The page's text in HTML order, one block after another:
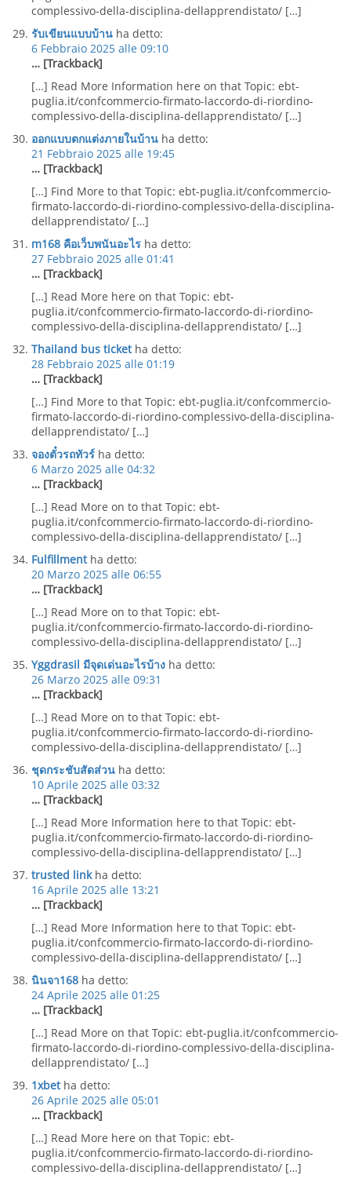
complessivo-della-disciplina-dellapprendistato/ […]
รับเขียนแบบบ้าน ha detto:
6 Febbraio 2025 alle 09:10
… [Trackback]
[…] Read More Information here on that Topic: ebt-
puglia.it/confcommercio-firmato-laccordo-di-riordino-
complessivo-della-disciplina-dellapprendistato/ […]
ออกแบบตกแต่งภายในบ้าน ha detto:
21 Febbraio 2025 alle 19:45
… [Trackback]
[…] Find More to that Topic: ebt-puglia.it/confcommercio-
firmato-laccordo-di-riordino-complessivo-della-disciplina-
dellapprendistato/ […]
m168 คือเว็บพนันอะไร ha detto:
27 Febbraio 2025 alle 01:41
… [Trackback]
[…] Read More here on that Topic: ebt-
puglia.it/confcommercio-firmato-laccordo-di-riordino-
complessivo-della-disciplina-dellapprendistato/ […]
Thailand bus ticket ha detto:
28 Febbraio 2025 alle 01:19
… [Trackback]
[…] Find More to that Topic: ebt-puglia.it/confcommercio-
firmato-laccordo-di-riordino-complessivo-della-disciplina-
dellapprendistato/ […]
จองตั๋วรถทัวร์ ha detto:
6 Marzo 2025 alle 04:32
… [Trackback]
[…] Read More on to that Topic: ebt-
puglia.it/confcommercio-firmato-laccordo-di-riordino-
complessivo-della-disciplina-dellapprendistato/ […]
Fulfillment ha detto:
20 Marzo 2025 alle 06:55
… [Trackback]
[…] Read More on to that Topic: ebt-
puglia.it/confcommercio-firmato-laccordo-di-riordino-
complessivo-della-disciplina-dellapprendistato/ […]
Yggdrasil มีจุดเด่นอะไรบ้าง ha detto:
26 Marzo 2025 alle 09:31
… [Trackback]
[…] Read More on to that Topic: ebt-
puglia.it/confcommercio-firmato-laccordo-di-riordino-
complessivo-della-disciplina-dellapprendistato/ […]
ชุดกระชับสัดส่วน ha detto:
10 Aprile 2025 alle 03:32
… [Trackback]
[…] Read More Information here to that Topic: ebt-
puglia.it/confcommercio-firmato-laccordo-di-riordino-
complessivo-della-disciplina-dellapprendistato/ […]
trusted link ha detto:
16 Aprile 2025 alle 13:21
… [Trackback]
[…] Read More Information here to that Topic: ebt-
puglia.it/confcommercio-firmato-laccordo-di-riordino-
complessivo-della-disciplina-dellapprendistato/ […]
นินจา168 ha detto:
24 Aprile 2025 alle 01:25
… [Trackback]
[…] Read More on that Topic: ebt-puglia.it/confcommercio-
firmato-laccordo-di-riordino-complessivo-della-disciplina-
dellapprendistato/ […]
1xbet ha detto:
26 Aprile 2025 alle 05:01
… [Trackback]
[…] Read More here on that Topic: ebt-
puglia.it/confcommercio-firmato-laccordo-di-riordino-
complessivo-della-disciplina-dellapprendistato/ […]